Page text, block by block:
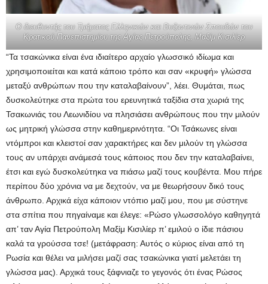
Ο διευθυντής του Τμήματος Ελληνικών και Βυζαντινών Σπουδών του
Κρατικού Πανεπιστημίου της Αγίας Πετρούπολης, Μαξίμ Κισιλίερ
“Τα τσακώνικα είναι ένα ιδιαίτερο αρχαίο γλωσσικό ιδίωμα και
χρησιμοποιείται και κατά κάποιο τρόπο και σαν «κρυφή» γλώσσα
μεταξύ ανθρώπων που την καταλαβαίνουν”, λέει. Θυμάται, πως
δυσκολεύτηκε στα πρώτα του ερευνητικά ταξίδια στα χωριά της
Τσακωνιάς του Λεωνιδίου να πλησιάσει ανθρώπους που την μιλούν
ως μητρική γλώσσα στην καθημερινότητα. “Οι Τσάκωνες είναι
ντόμπροι και κλειστοί σαν χαρακτήρες και δεν μιλούν τη γλώσσα
τους αν υπάρχει ανάμεσά τους κάποιος που δεν την καταλαβαίνει,
έτσι και εγώ δυσκολεύτηκα να πιάσω μαζί τους κουβέντα. Μου πήρε
περίπου δύο χρόνια να με δεχτούν, να με θεωρήσουν δικό τους
άνθρωπο. Αρχικά είχα κάποιον ντόπιο μαζί μου, που με σύστηνε
στα σπίτια που πηγαίναμε και έλεγε: «Ρώσο γλωσσολόγο καθηγητά
απ’ ταν Αγία Πετρούπολη Μαξίμ Κισιλίερ π’ εμιλού ο ίδιε πάσιου
καλά τα γρούσσα τσε! (μετάφραση: Αυτός ο κύριος είναι από τη
Ρωσία και θέλει να μιλήσει μαζί σας τσακώνικα γιατί μελετάει τη
γλώσσα μας). Αρχικά τους ξάφνιαζε το γεγονός ότι ένας Ρώσος